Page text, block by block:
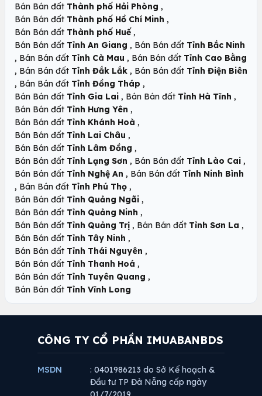
Bán Bán đất Thành phố Hải Phòng ,
Bán Bán đất Thành phố Hồ Chí Minh ,
Bán Bán đất Thành phố Huế ,
Bán Bán đất Tỉnh An Giang , Bán Bán đất Tỉnh Bắc Ninh
, Bán Bán đất Tỉnh Cà Mau , Bán Bán đất Tỉnh Cao Bằng
, Bán Bán đất Tỉnh Đắk Lắk , Bán Bán đất Tỉnh Điện Biên
, Bán Bán đất Tỉnh Đồng Tháp ,
Bán Bán đất Tỉnh Gia Lai , Bán Bán đất Tỉnh Hà Tĩnh ,
Bán Bán đất Tỉnh Hưng Yên ,
Bán Bán đất Tỉnh Khánh Hoà ,
Bán Bán đất Tỉnh Lai Châu ,
Bán Bán đất Tỉnh Lâm Đồng ,
Bán Bán đất Tỉnh Lạng Sơn , Bán Bán đất Tỉnh Lào Cai ,
Bán Bán đất Tỉnh Nghệ An , Bán Bán đất Tỉnh Ninh Bình
, Bán Bán đất Tỉnh Phú Thọ ,
Bán Bán đất Tỉnh Quảng Ngãi ,
Bán Bán đất Tỉnh Quảng Ninh ,
Bán Bán đất Tỉnh Quảng Trị , Bán Bán đất Tỉnh Sơn La ,
Bán Bán đất Tỉnh Tây Ninh ,
Bán Bán đất Tỉnh Thái Nguyên ,
Bán Bán đất Tỉnh Thanh Hoá ,
Bán Bán đất Tỉnh Tuyên Quang ,
Bán Bán đất Tỉnh Vĩnh Long
CÔNG TY CỔ PHẦN IMUABANBDS
MSDN
: 0401986213 do Sở Kế hoạch &
Đầu tư TP Đà Nẵng cấp ngày